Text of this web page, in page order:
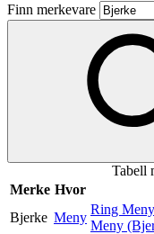
Mat og
Aktiviteter
Inspirasjon
Finn merkevare
Tabell
Merke Hvor
Bjerke Meny
Ring
Meny